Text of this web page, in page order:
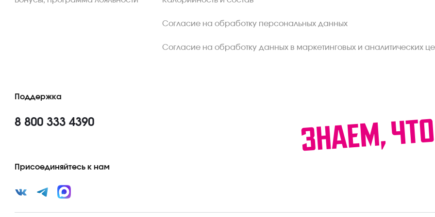
Согласие на обработку персональных данных
Согласие на обработку данных в маркетинговых и аналитических
Поддержка
8 800 333 4390
Присоединяйтесь к нам